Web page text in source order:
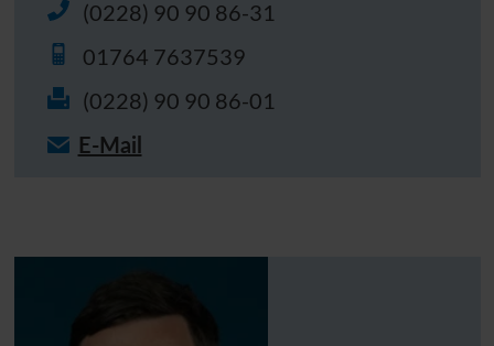
(0228) 90 90 86-31
01764 7637539
(0228) 90 90 86-01
E-Mail